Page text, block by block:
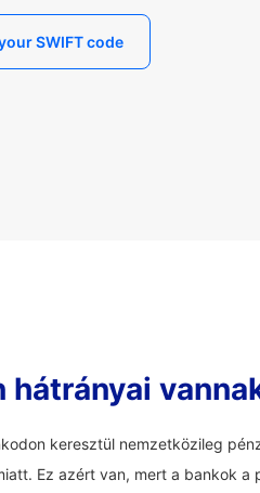
SWIFT code
hátrányai
keresztül nemzetközileg
Ez azért van, mert a bankok